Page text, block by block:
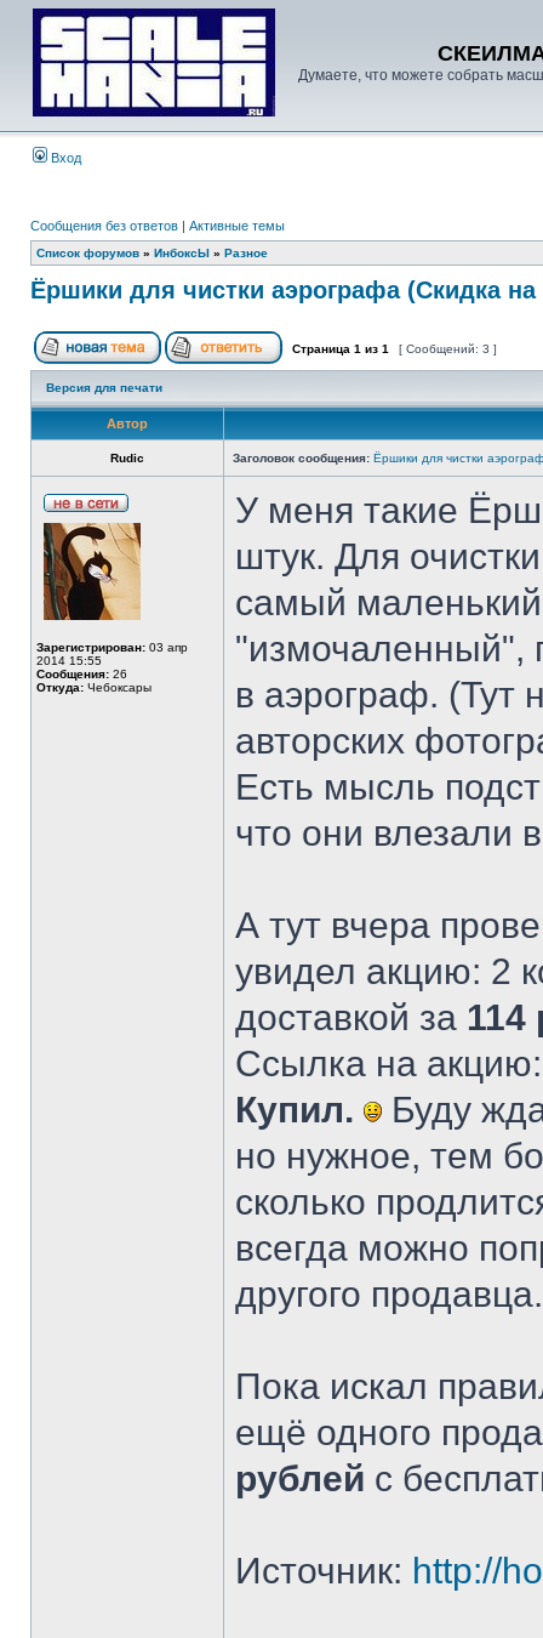
Думаете, что можете собрать
Вход
Сообщения без ответов | Активные темы
Список форумов » ИнбоксЫ » Разное
Ёршики для чистки аэрографа (Скидка
Страница 1 из 1 [ Сообщений: 3 ]
Версия для печати
Автор
Rudic Заголовок сообщения: Ёршики для чистки
Зарегистрирован: 03 апр
2014 15:55
Сообщения: 26
Откуда: Чебоксары
У меня такие
штук. Для
самый
"измочаленный",
в аэрограф. (Тут
авторских
Есть мысль
что они влезали
А тут вчера
увидел акцию: 2
доставкой за 114
Ссылка на
Купил.
Буду
но нужное, тем
сколько
всегда можно
другого продавца.
Пока искал
ещё одного
рублей с
Источник: http://